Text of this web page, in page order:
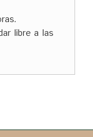
libre a las